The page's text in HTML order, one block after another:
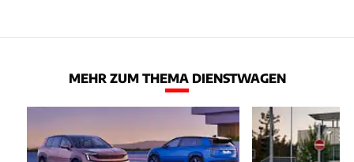
MEHR ZUM THEMA DIENSTWAGEN